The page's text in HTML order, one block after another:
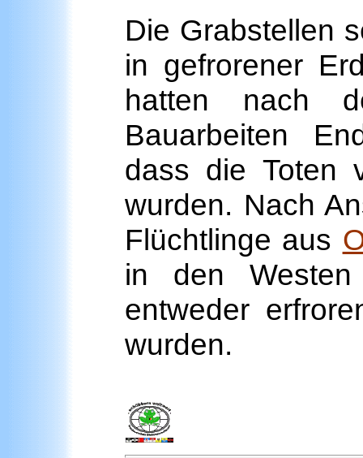
Die Grabstellen
in gefrorener
hatten nach
Bauarbeiten
dass die Toten
wurden. Nach
Flüchtlinge aus
in den
entweder
wurden.